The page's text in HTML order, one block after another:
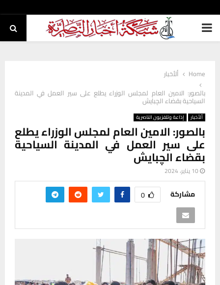
PRIMARY
Home
ألأخبار
بالصور: الامين العام لمجلس الوزراء يطلع على سير العمل في المدينة
السياحية بقضاء الچبايش
ألأخبار إذاعة وتلفزيون الناصرية
بالصور: الامين العام لمجلس الوزراء يطلع
على سير العمل في المدينة السياحية
بقضاء الچبايش
10 يناير، 2024
مشاركة 0